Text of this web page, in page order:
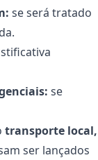
se será tratado
se
transporte local,
ser lançados